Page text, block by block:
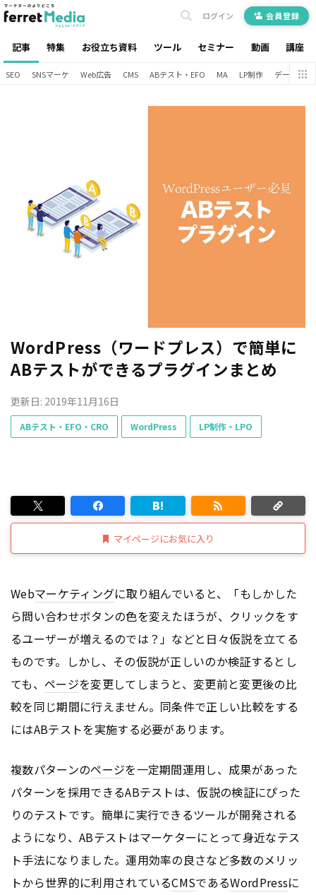
記事 特集 お役立ち資料 ツール セミナー 動画 講座
ログイン 会員登録
SEO SNSマーケ Web広告 CMS ABテスト・EFO MA LP制作 データ分析
WordPress（ワードプレス）で簡単に
ABテストができるプラグインまとめ
更新日: 2019年11月16日
ABテスト・EFO・CRO WordPress LP制作・LPO
マイページにお気に入り
Webマーケティングに取り組んでいると、「もしかした
ら問い合わせボタンの色を変えたほうが、クリックをす
るユーザーが増えるのでは？」などと日々仮説を立てる
ものです。しかし、その仮説が正しいのか検証するとし
ても、 ページを変更してしまうと、変更前と変更後の比
較を同じ期間に行えません。同条件で正しい比較をする
にはABテストを実施する必要があります。
複数パターンのページを一定期間運用し、成果があった
パターンを採用できるABテストは、仮説の検証にぴった
りのテストです。簡単に実行できるツールが開発される
ようになり、ABテストはマーケターにとって身近なテス
ト手法になりました。運用効率の良さなど多数のメリッ
トから世界的に利用されているCMSであるWordPressに